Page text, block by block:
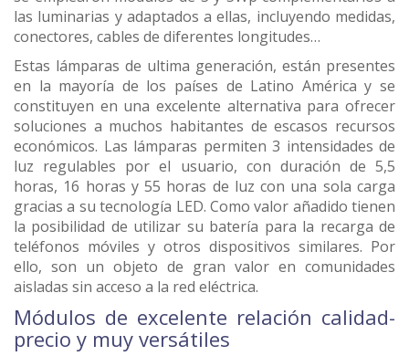
las luminarias y adaptados a ellas, incluyendo medidas,
conectores, cables de diferentes longitudes…
Estas lámparas de ultima generación, están presentes
en la mayoría de los países de Latino América y se
constituyen en una excelente alternativa para ofrecer
soluciones a muchos habitantes de escasos recursos
económicos. Las lámparas permiten 3 intensidades de
luz regulables por el usuario, con duración de 5,5
horas, 16 horas y 55 horas de luz con una sola carga
gracias a su tecnología LED. Como valor añadido tienen
la posibilidad de utilizar su batería para la recarga de
teléfonos móviles y otros dispositivos similares. Por
ello, son un objeto de gran valor en comunidades
aisladas sin acceso a la red eléctrica.
Módulos de excelente relación calidad-
precio y muy versátiles